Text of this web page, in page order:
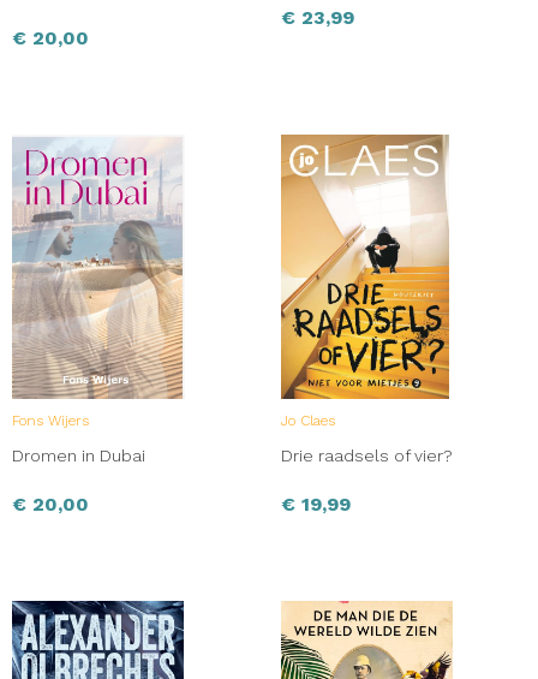
€ 20,00
€ 23,99
Fons Wijers
Dromen in Dubai
€ 20,00
Jo Claes
Drie raadsels of vier?
€ 19,99